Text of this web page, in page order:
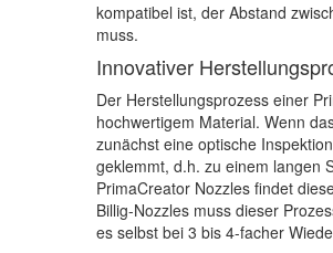
kompatibel ist, der Abstand
muss.
Innovativer
Der Herstellungsprozess einer
hochwertigem Material. Wenn
zunächst eine optische
geklemmt, d.h. zu einem langen
PrimaCreator Nozzles findet
Billig-Nozzles muss dieser
es selbst bei 3 bis 4-facher